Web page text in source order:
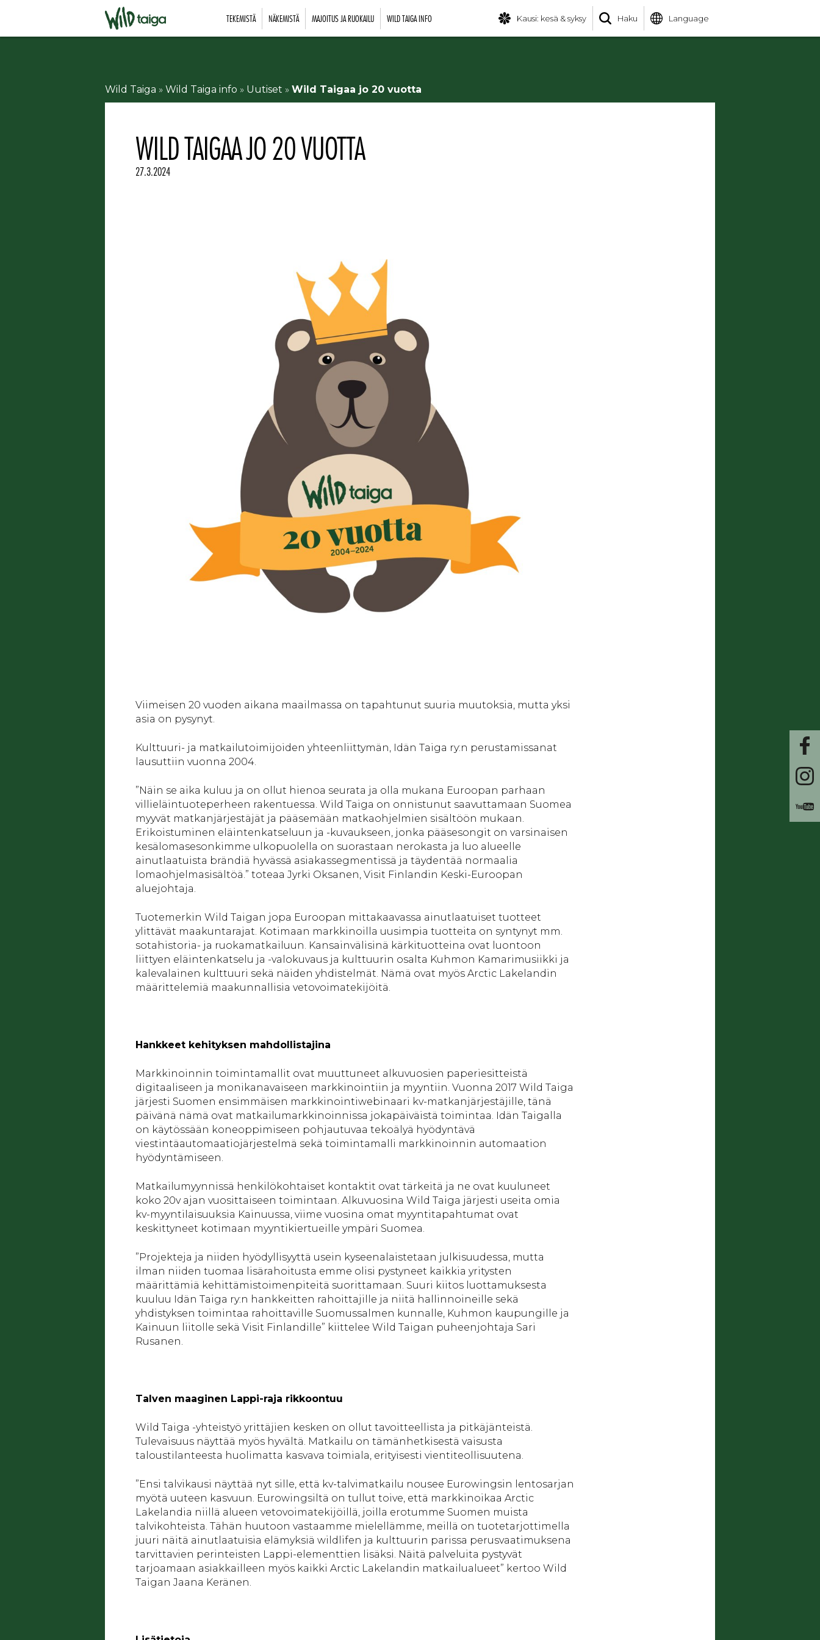
TEKEMISTÄ NÄKEMISTÄ MAJOITUS JA RUOKAILU WILD TAIGA INFO Kausi: kesä & syksy Haku Language
Wild Taiga » Wild Taiga info » Uutiset » Wild Taigaa jo 20 vuotta
WILD TAIGAA JO 20 VUOTTA
27.3.2024
Viimeisen 20 vuoden aikana maailmassa on tapahtunut suuria muutoksia, mutta yksi
asia on pysynyt.
Kulttuuri- ja matkailutoimijoiden yhteenliittymän, Idän Taiga ry:n perustamissanat
lausuttiin vuonna 2004.
”Näin se aika kuluu ja on ollut hienoa seurata ja olla mukana Euroopan parhaan
villieläintuoteperheen rakentuessa. Wild Taiga on onnistunut saavuttamaan Suomea
myyvät matkanjärjestäjät ja pääsemään matkaohjelmien sisältöön mukaan.
Erikoistuminen eläintenkatseluun ja -kuvaukseen, jonka pääsesongit on varsinaisen
kesälomasesonkimme ulkopuolella on suorastaan nerokasta ja luo alueelle
ainutlaatuista brändiä hyvässä asiakassegmentissä ja täydentää normaalia
lomaohjelmasisältöä.” toteaa Jyrki Oksanen, Visit Finlandin Keski-Euroopan
aluejohtaja.
Tuotemerkin Wild Taigan jopa Euroopan mittakaavassa ainutlaatuiset tuotteet
ylittävät maakuntarajat. Kotimaan markkinoilla uusimpia tuotteita on syntynyt mm.
sotahistoria- ja ruokamatkailuun. Kansainvälisinä kärkituotteina ovat luontoon
liittyen eläintenkatselu ja -valokuvaus ja kulttuurin osalta Kuhmon Kamarimusiikki ja
kalevalainen kulttuuri sekä näiden yhdistelmät. Nämä ovat myös Arctic Lakelandin
määrittelemiä maakunnallisia vetovoimatekijöitä.
Hankkeet kehityksen mahdollistajina
Markkinoinnin toimintamallit ovat muuttuneet alkuvuosien paperiesitteistä
digitaaliseen ja monikanavaiseen markkinointiin ja myyntiin. Vuonna 2017 Wild Taiga
järjesti Suomen ensimmäisen markkinointiwebinaari kv-matkanjärjestäjille, tänä
päivänä nämä ovat matkailumarkkinoinnissa jokapäiväistä toimintaa. Idän Taigalla
on käytössään koneoppimiseen pohjautuvaa tekoälyä hyödyntävä
viestintäautomaatiojärjestelmä sekä toimintamalli markkinoinnin automaation
hyödyntämiseen.
Matkailumyynnissä henkilökohtaiset kontaktit ovat tärkeitä ja ne ovat kuuluneet
koko 20v ajan vuosittaiseen toimintaan. Alkuvuosina Wild Taiga järjesti useita omia
kv-myyntilaisuuksia Kainuussa, viime vuosina omat myyntitapahtumat ovat
keskittyneet kotimaan myyntikiertueille ympäri Suomea.
”Projekteja ja niiden hyödyllisyyttä usein kyseenalaistetaan julkisuudessa, mutta
ilman niiden tuomaa lisärahoitusta emme olisi pystyneet kaikkia yritysten
määrittämiä kehittämistoimenpiteitä suorittamaan. Suuri kiitos luottamuksesta
kuuluu Idän Taiga ry:n hankkeitten rahoittajille ja niitä hallinnoineille sekä
yhdistyksen toimintaa rahoittaville Suomussalmen kunnalle, Kuhmon kaupungille ja
Kainuun liitolle sekä Visit Finlandille” kiittelee Wild Taigan puheenjohtaja Sari
Rusanen.
Talven maaginen Lappi-raja rikkoontuu
Wild Taiga -yhteistyö yrittäjien kesken on ollut tavoitteellista ja pitkäjänteistä.
Tulevaisuus näyttää myös hyvältä. Matkailu on tämänhetkisestä vaisusta
taloustilanteesta huolimatta kasvava toimiala, erityisesti vientiteollisuutena.
”Ensi talvikausi näyttää nyt sille, että kv-talvimatkailu nousee Eurowingsin lentosarjan
myötä uuteen kasvuun. Eurowingsiltä on tullut toive, että markkinoikaa Arctic
Lakelandia niillä alueen vetovoimatekijöillä, joilla erotumme Suomen muista
talvikohteista. Tähän huutoon vastaamme mielellämme, meillä on tuotetarjottimella
juuri näitä ainutlaatuisia elämyksiä wildlifen ja kulttuurin parissa perusvaatimuksena
tarvittavien perinteisten Lappi-elementtien lisäksi. Näitä palveluita pystyvät
tarjoamaan asiakkailleen myös kaikki Arctic Lakelandin matkailualueet” kertoo Wild
Taigan Jaana Keränen.